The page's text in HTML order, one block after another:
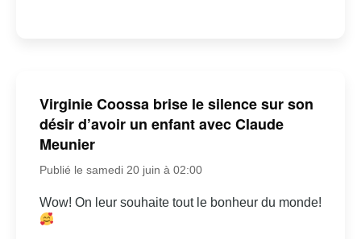
Virginie Coossa brise le silence sur son
désir d’avoir un enfant avec Claude
Meunier
Publié le samedi 20 juin à 02:00
Wow! On leur souhaite tout le bonheur du monde!